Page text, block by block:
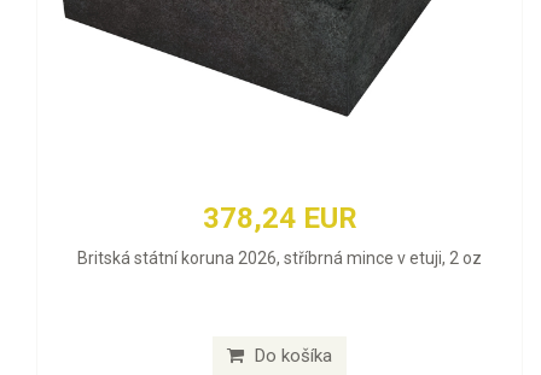
378,24 EUR
Britská státní koruna 2026, stříbrná mince v etuji, 2 oz
Do košíka